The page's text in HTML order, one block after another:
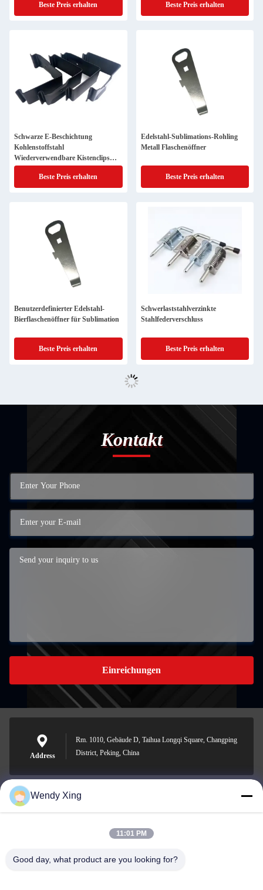
Beste Preis erhalten Beste Preis erhalten
Schwarze E-Beschichtung
Kohlenstoffstahl
Wiederverwendbare Kistenclips
Metallblechfertigung für Holzkisten
Beste Preis erhalten
Edelstahl-Sublimations-Rohling
Metall Flaschenöffner
Beste Preis erhalten
Benutzerdefinierter Edelstahl-
Bierflaschenöffner für Sublimation
Beste Preis erhalten
Schwerlaststahlverzinkte
Stahlfederverschluss
Beste Preis erhalten
Kontakt
Einreichungen
Address
Rm. 1010, Gebäude D, Taihua Longqi Square, Changping
District, Peking, China
jesingd@vip.sina.com
Wendy Xing
11:01 PM
Good day, what product are you looking for?